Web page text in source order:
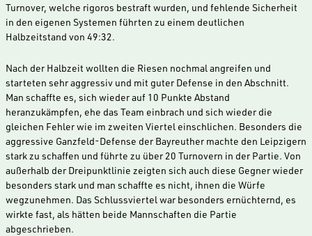
Turnover, welche rigoros bestraft wurden, und fehlende Sicherheit
in den eigenen Systemen führten zu einem deutlichen
Halbzeitstand von 49:32.
Nach der Halbzeit wollten die Riesen nochmal angreifen und
starteten sehr aggressiv und mit guter Defense in den Abschnitt.
Man schaffte es, sich wieder auf 10 Punkte Abstand
heranzukämpfen, ehe das Team einbrach und sich wieder die
gleichen Fehler wie im zweiten Viertel einschlichen. Besonders die
aggressive Ganzfeld-Defense der Bayreuther machte den Leipzigern
stark zu schaffen und führte zu über 20 Turnovern in der Partie. Von
außerhalb der Dreipunktlinie zeigten sich auch diese Gegner wieder
besonders stark und man schaffte es nicht, ihnen die Würfe
wegzunehmen. Das Schlussviertel war besonders ernüchternd, es
wirkte fast, als hätten beide Mannschaften die Partie
abgeschrieben.